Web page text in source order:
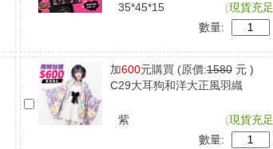
35*45*15 (現貨充足
數量:
加600元購買 (原價:1580元 )
C29大耳狗和洋大正風羽織
紫 (現貨充足
數量: